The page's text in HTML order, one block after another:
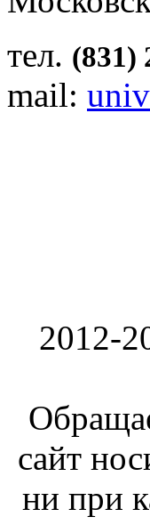
тел. (831)
mail:
2012-
сайт
ни при